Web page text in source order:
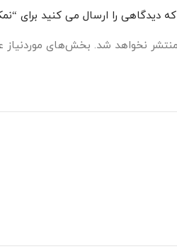
را ارسال می کنید برای “نمک کیسه ای ۲۰
نخواهد شد. بخش‌های موردنیاز